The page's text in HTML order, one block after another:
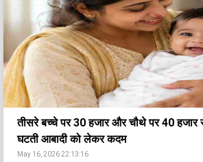
तीसरे बच्चे पर 30 हजार और चौथे पर 40 हजार
घटती आबादी को लेकर कदम
May 16, 2026 22:13:16